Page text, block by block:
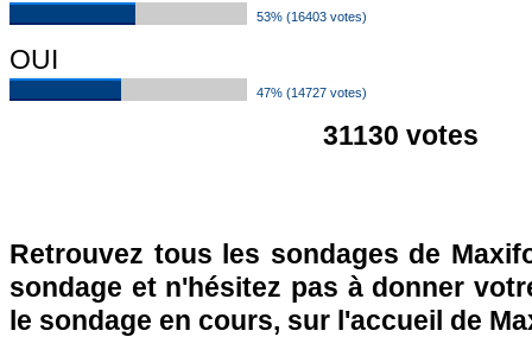
53% (16403 votes)
OUI
47% (14727 votes)
31130 votes
Retrouvez tous les sondages de
sondage et n'hésitez pas à donner
le sondage en cours, sur l'accueil de